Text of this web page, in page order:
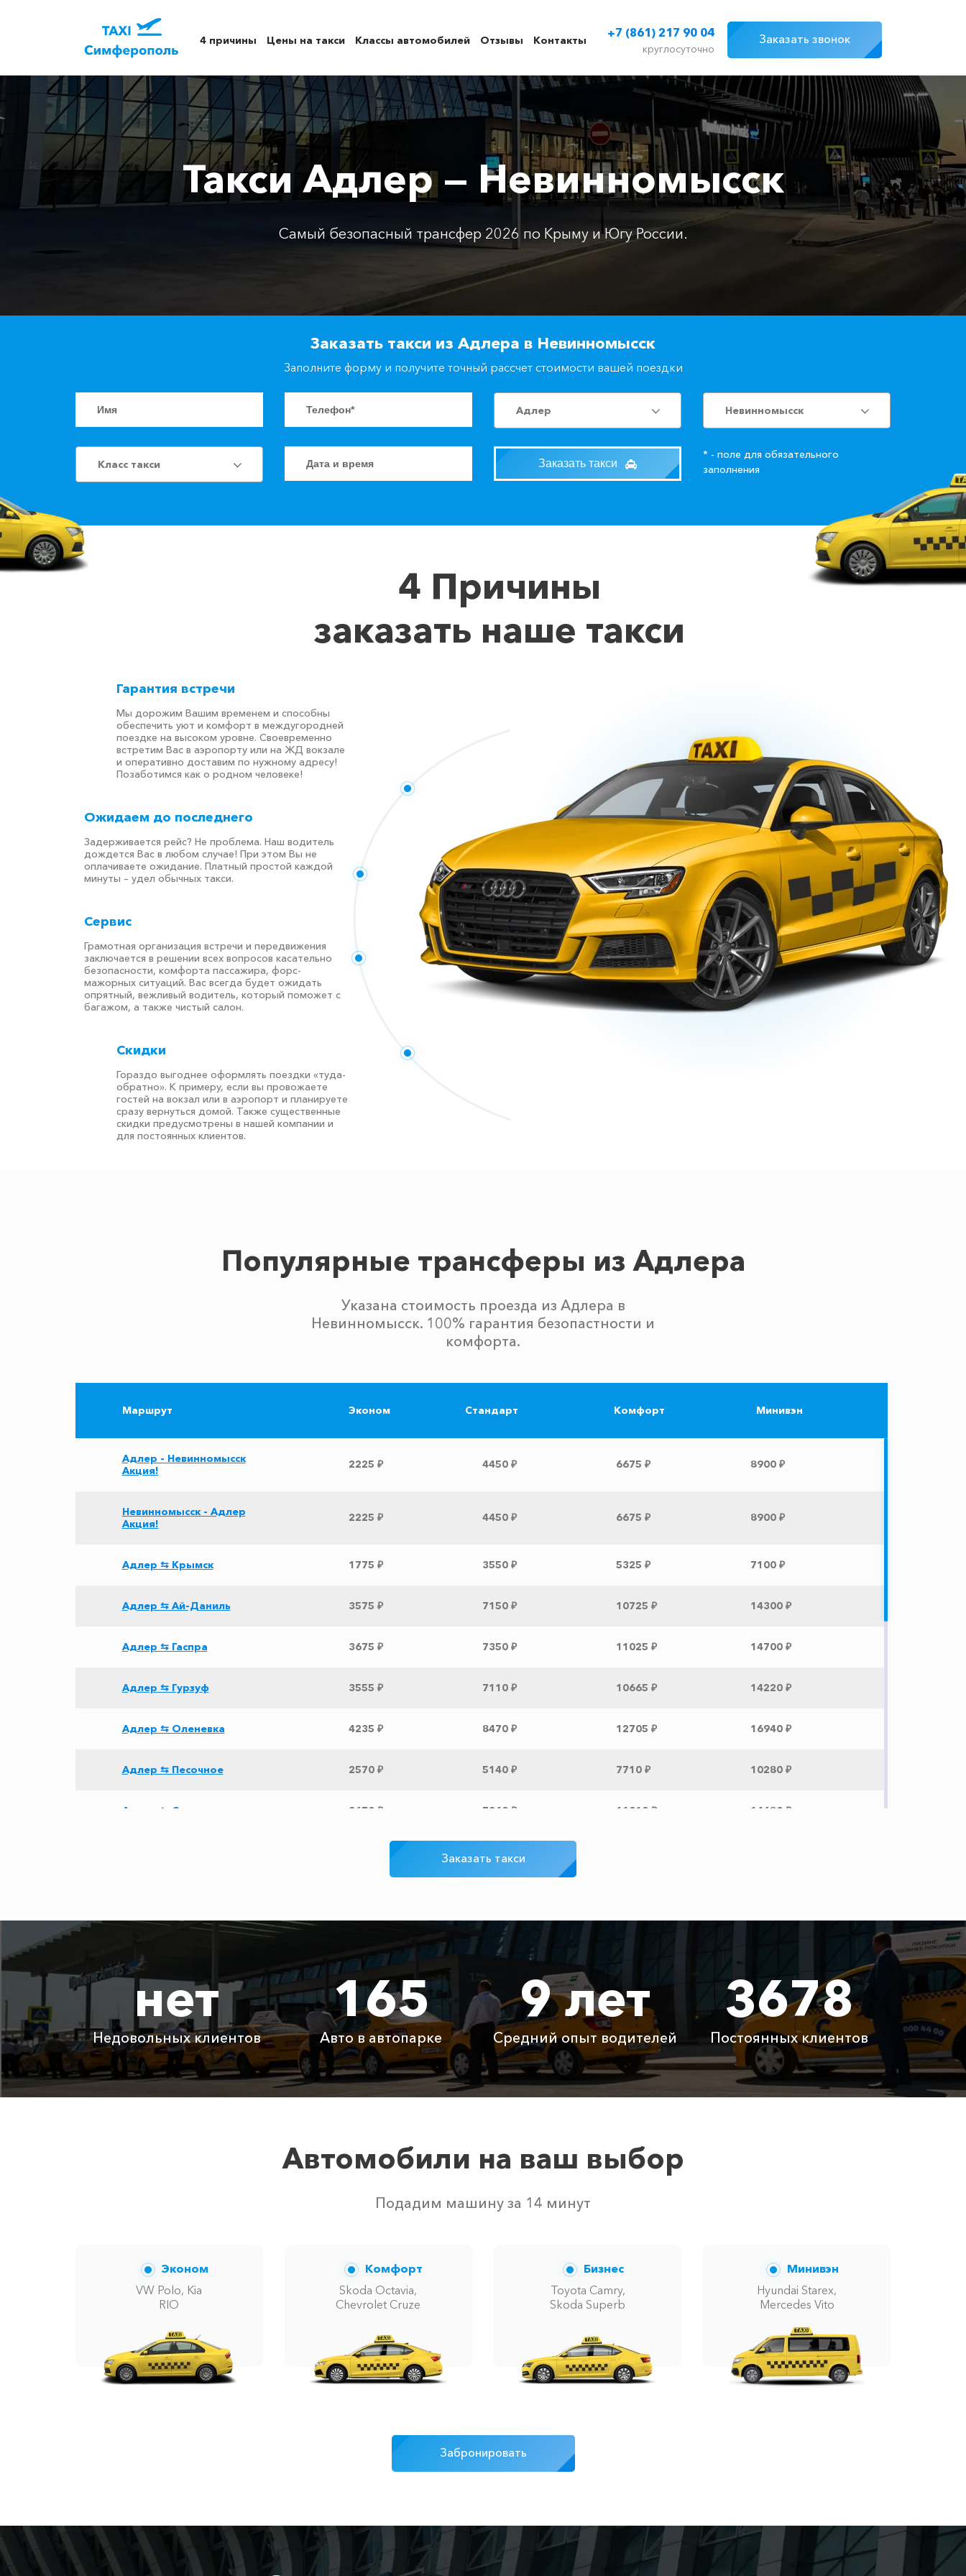
4 причины Цены на такси Классы автомобилей Отзывы Контакты
+7 (861) 217 90 04
круглосуточно
Заказать звонок
Такси Адлер — Невинномысск
Самый безопасный трансфер 2026 по Крыму и Югу России.
Заказать такси из Адлера в Невинномысск
Заполните форму и получите точный рассчет стоимости вашей поездки
Адлер Невинномысск
Класс такси Заказать такси
* - поле для обязательного
заполнения
4 Причины
заказать наше такси
Гарантия встречи
Мы дорожим Вашим временем и способны
обеспечить уют и комфорт в междугородней
поездке на высоком уровне. Своевременно
встретим Вас в аэропорту или на ЖД вокзале
и оперативно доставим по нужному адресу!
Позаботимся как о родном человеке!
Ожидаем до последнего
Задерживается рейс? Не проблема. Наш водитель
дождется Вас в любом случае! При этом Вы не
оплачиваете ожидание. Платный простой каждой
минуты – удел обычных такси.
Сервис
Грамотная организация встречи и передвижения
заключается в решении всех вопросов касательно
безопасности, комфорта пассажира, форс-
мажорных ситуаций. Вас всегда будет ожидать
опрятный, вежливый водитель, который поможет с
багажом, а также чистый салон.
Скидки
Гораздо выгоднее оформлять поездки «туда-
обратно». К примеру, если вы провожаете
гостей на вокзал или в аэропорт и планируете
сразу вернуться домой. Также существенные
скидки предусмотрены в нашей компании и
для постоянных клиентов.
Популярные трансферы из Адлера
Указана стоимость проезда из Адлера в
Невинномысск. 100% гарантия безопастности и
комфорта.
Маршрут Эконом Стандарт Комфорт Минивэн
Адлер - Невинномысск
Акция!
2225 ₽ 4450 ₽ 6675 ₽ 8900 ₽
Невинномысск - Адлер
Акция!
2225 ₽ 4450 ₽ 6675 ₽ 8900 ₽
Адлер ⇆ Крымск 1775 ₽ 3550 ₽ 5325 ₽ 7100 ₽
Адлер ⇆ Ай-Даниль 3575 ₽ 7150 ₽ 10725 ₽ 14300 ₽
Адлер ⇆ Гаспра 3675 ₽ 7350 ₽ 11025 ₽ 14700 ₽
Адлер ⇆ Гурзуф 3555 ₽ 7110 ₽ 10665 ₽ 14220 ₽
Адлер ⇆ Оленевка 4235 ₽ 8470 ₽ 12705 ₽ 16940 ₽
Адлер ⇆ Песочное 2570 ₽ 5140 ₽ 7710 ₽ 10280 ₽
Адлер ⇆ Саки 3670 ₽ 7340 ₽ 11010 ₽ 14680 ₽
Адлер ⇆ Роза Хутор 450 ₽
Адлер ⇆ Чайка 10710 ₽
Адлер ⇆ Виноградный 1550 ₽ 3100 ₽ 4650 ₽ 6200 ₽
Детское автокресло Бесплатно Бесплатно Бесплатно Бесплатно
Ожидание машины Бесплатно Бесплатно Бесплатно Бесплатно
Заказать такси
нет
Недовольных клиентов
165
Авто в автопарке
9 лет
Средний опыт водителей
3678
Постоянных клиентов
Автомобили на ваш выбор
Подадим машину за 14 минут
Эконом
VW Polo, Kia
RIO
Комфорт
Skoda Octavia,
Chevrolet Cruze
Бизнес
Toyota Camry,
Skoda Superb
Минивэн
Hyundai Starex,
Mercedes Vito
Забронировать